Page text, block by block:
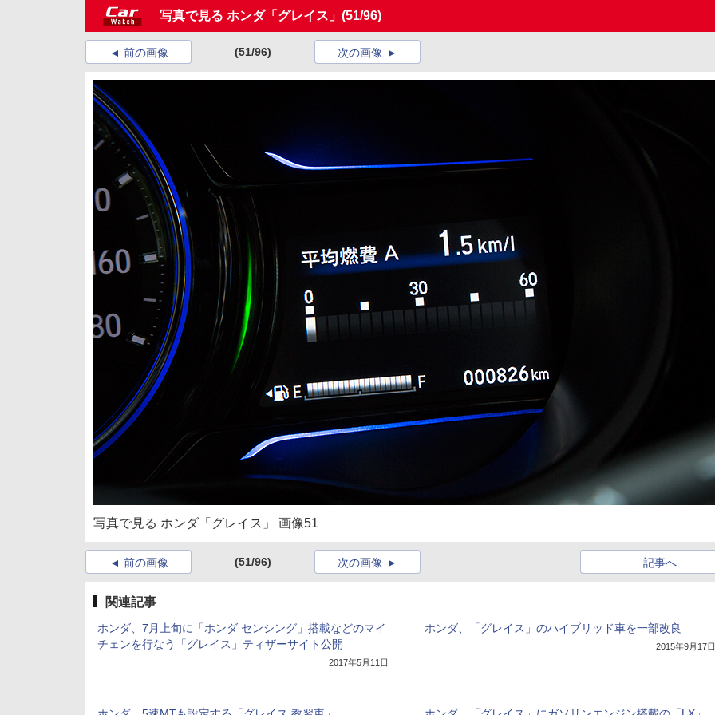
写真で見る ホンダ「グレイス」 (51/96)
前の画像 (51/96) 次の画像
写真で見る ホンダ「グレイス」 画像51
前の画像 (51/96) 記事へ
次の画像
関連記事
ホンダ、7月上旬に「ホンダ センシング」搭載などのマイ
チェンを行なう「グレイス」ティザーサイト公開
2017年5月11日
ホンダ、「グレイス」のハイブリッド車を一部改良
2015年9月17日